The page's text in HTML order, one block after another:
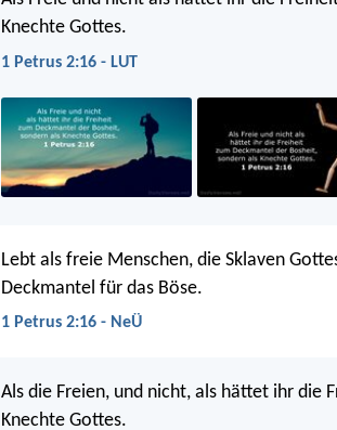
Knechte Gottes.
1 Petrus 2:16 - LUT
Lebt als freie Menschen, die Sklaven
Deckmantel für das Böse.
1 Petrus 2:16 - NeÜ
Als die Freien, und nicht, als hättet ihr die
Knechte Gottes.